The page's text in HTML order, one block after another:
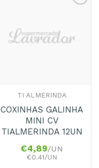
Favoritos
TI ALMERINDA
COXINHAS GALINHA
MINI CV
TIALMERINDA 12UN
€4,89/UN
€0.41/UN